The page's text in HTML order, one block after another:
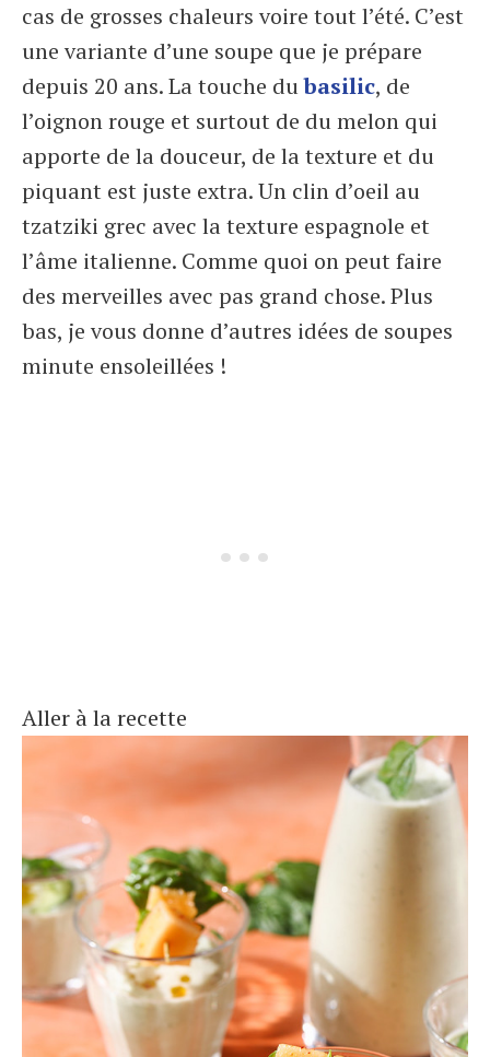
cas de grosses chaleurs voire tout l’été. C’est
une variante d’une soupe que je prépare
depuis 20 ans. La touche dubasilic, de
l’oignon rouge et surtout de du melon qui
apporte de la douceur, de la texture et du
piquant est juste extra. Un clin d’oeil au
tzatziki grec avec la texture espagnole et
l’âme italienne. Comme quoi on peut faire
des merveilles avec pas grand chose. Plus
bas, je vous donne d’autres idées de soupes
minute ensoleillées !
Aller à la recette